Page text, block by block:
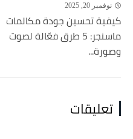
نوفمبر 20, 2025
كيفية تحسين جودة مكالمات
ماسنجر: 5 طرق فعّالة لصوت
وصورة...
تعليقات